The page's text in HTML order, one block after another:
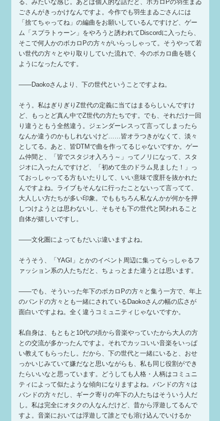
る、みたいな感じ。あとは個人的な話だと、ボカロPの羽生まゐ
ごさんがきっかけなんですよ。今作でも羽生まゐごさんには
「捨てちゃってね」の編曲をお願いしているんですけど、ゲー
ム「スプラトゥーン」をやろうと誘われてDiscordに入ったら、
そこで何人かのボカロPの方々がいらっしゃって。そうやって若
い世代の方々とやり取りしていた流れで、今のボカロ曲を聴く
ようになったんです。
——Daokoさんより、下の世代ということですよね。
そう。私はぎりぎりZ世代の定義に当てはまるらしいんですけ
ど、もっとど真ん中でZ世代の方たちです。でも、それだけ一回
り違うともう全然違う。ジェンダーレスって言ってしまったら
なんか違うのかもしれないけど……皆オラつきがなくて、淡々
としてる。あと、皆DTMで曲を作ってるじゃないですか。ゲー
ム仲間と、「皆でスタジオ入ろう～」ってノリになって、スタ
ジオに入ったんですけど、「初めて生のドラム見ました！」っ
ておっしゃってる方もいたりして、いい意味で度肝を抜かれた
んですよね。ライブもそんなに行ったことないって言ってて、
大人しい方たちが多い印象。でももちろん私なんかが何かを押
しつけようとは思わないし、そもそも下の世代と関われること
自体が嬉しいですし。
——文化圏によってもだいぶ違いますよね。
そうそう、「YAGI」とかのイベント周辺に集ってらっしゃるフ
ァッション系の人たちだと、ちょっとまた違うとは思います。
——でも、そういった年下のボカロPの方々と集う一方で、年上
のバンドの方々とも一緒にされているDaokoさんの幅の広さが
面白いですよね。全く違うコミュニティじゃないですか。
私自身は、もともと10代の頃から音楽やっていたから大人の方
との交流が多かったんですよ。それでカッコいい音楽をいっぱ
い教えてもらったし。だから、下の世代と一緒にいると、おせ
っかいじみていて嫌だなと思いながらも、私も同じ役割ができ
たらいいなと思っています。どうしても人格・人柄はコミュニ
ティによって似たような傾向になりますよね。バンドの方々は
バンドの方々だし、ギーク寄りの年下の人たちはそういう人だ
し。私は完全にオタクの人なんだけど、昔から浮遊してるんで
すよ。音楽においては浮遊して誰とでも溶け込んでいけるか